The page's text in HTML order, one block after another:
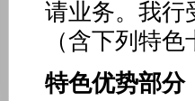
请业务。我行
（含下列特
特色优势部分